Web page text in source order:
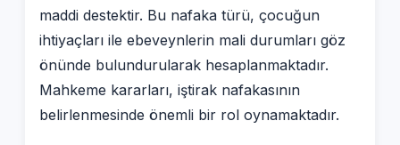
maddi destektir. Bu nafaka türü, çocuğun
ihtiyaçları ile ebeveynlerin mali durumları göz
önünde bulundurularak hesaplanmaktadır.
Mahkeme kararları, iştirak nafakasının
belirlenmesinde önemli bir rol oynamaktadır.